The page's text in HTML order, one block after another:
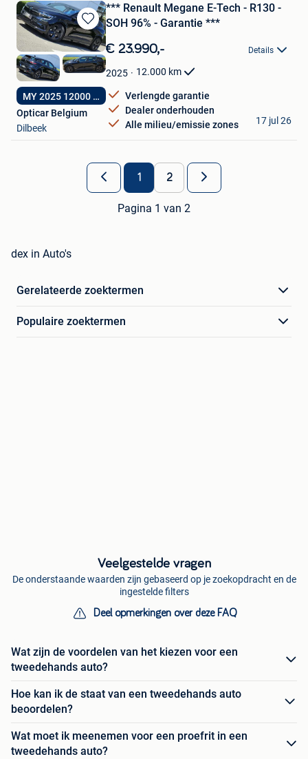
Bewaren
in
Mijn
Favorieten
MY 2025 12000 km
*** Renault Megane E-Tech - R130 -
SOH 96% - Garantie ***
€ 23.990,- Details
2025 12.000 km
Verlengde garantie
Dealer onderhouden
Alle milieu/emissie zones
Opticar Belgium
Dilbeek
17 jul 26
1 2
Pagina 1 van 2
dex in Auto's
Gerelateerde zoektermen
Populaire zoektermen
Veelgestelde vragen
De onderstaande waarden zijn gebaseerd op je zoekopdracht en de
ingestelde filters
Deel opmerkingen over deze FAQ
Wat zijn de voordelen van het kiezen voor een
tweedehands auto?
Hoe kan ik de staat van een tweedehands auto
beoordelen?
Wat moet ik meenemen voor een proefrit in een
tweedehands auto?